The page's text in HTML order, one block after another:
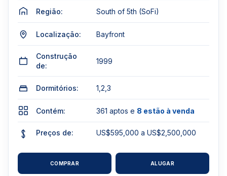
Região: South of 5th (SoFi)
Localização: Bayfront
Construção
de:
1999
Dormitórios: 1,2,3
Contém: 361 aptos e 8 estão à venda
Preços de: US$595,000 a US$2,500,000
COMPRAR ALUGAR